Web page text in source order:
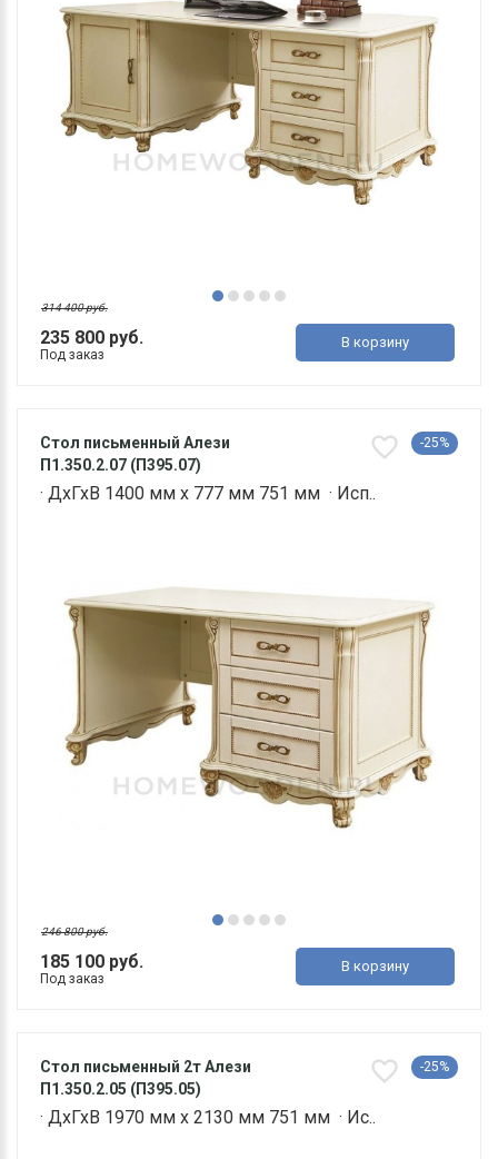
235 800 руб.
314 400 руб.
Под заказ
В корзину
Стол письменный Алези
П1.350.2.07 (П395.07)
-25%
· ДхГхВ 1400 мм х 777 мм 751 мм · Исп..
185 100 руб.
246 800 руб.
Под заказ
В корзину
Стол письменный 2т Алези
П1.350.2.05 (П395.05)
-25%
· ДхГхВ 1970 мм х 2130 мм 751 мм · Ис..